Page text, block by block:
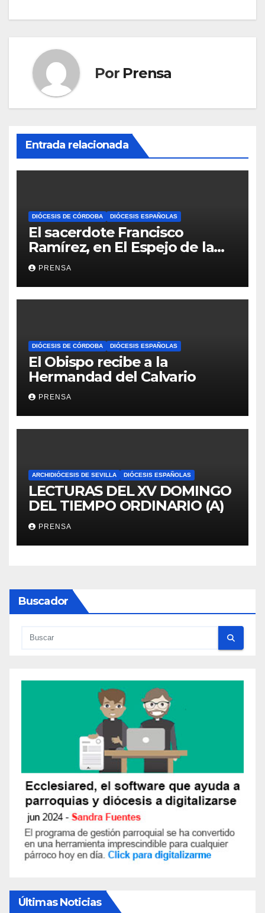
entradas
Por Prensa
Entrada relacionada
DIÓCESIS DE CÓRDOBA DIÓCESIS ESPAÑOLAS
El sacerdote Francisco
Ramírez, en El Espejo de la
Iglesia
PRENSA
DIÓCESIS DE CÓRDOBA DIÓCESIS ESPAÑOLAS
El Obispo recibe a la
Hermandad del Calvario
PRENSA
ARCHIDIÓCESIS DE SEVILLA DIÓCESIS ESPAÑOLAS
LECTURAS DEL XV DOMINGO
DEL TIEMPO ORDINARIO (A)
PRENSA
Buscador
Últimas Noticias